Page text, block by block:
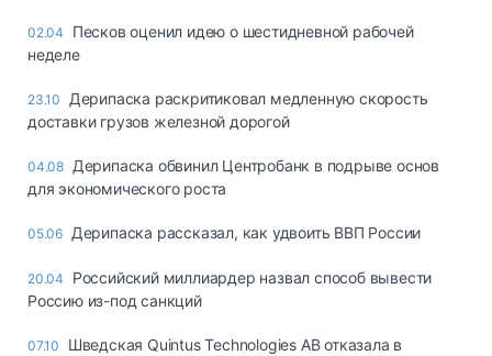
02.04
Песков оценил идею о шестидневной рабочей
неделе
23.10
Дерипаска раскритиковал медленную скорость
доставки грузов железной дорогой
04.08 Дерипаска обвинил Центробанк в подрыве основ
для экономического роста
05.06 Дерипаска рассказал, как удвоить ВВП России
20.04
Российский миллиардер назвал способ вывести
Россию из-под санкций
07.10
Шведская Quintus Technologies AB отказала в